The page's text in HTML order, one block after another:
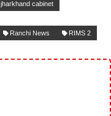
jharkhand cabinet
Ranchi News RIMS 2